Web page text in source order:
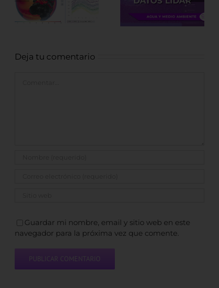
descargar
datos LiDAR
Arqueológicos
Deja tu comentario
Guardar mi nombre, email y sitio web en este
navegador para la próxima vez que comente.